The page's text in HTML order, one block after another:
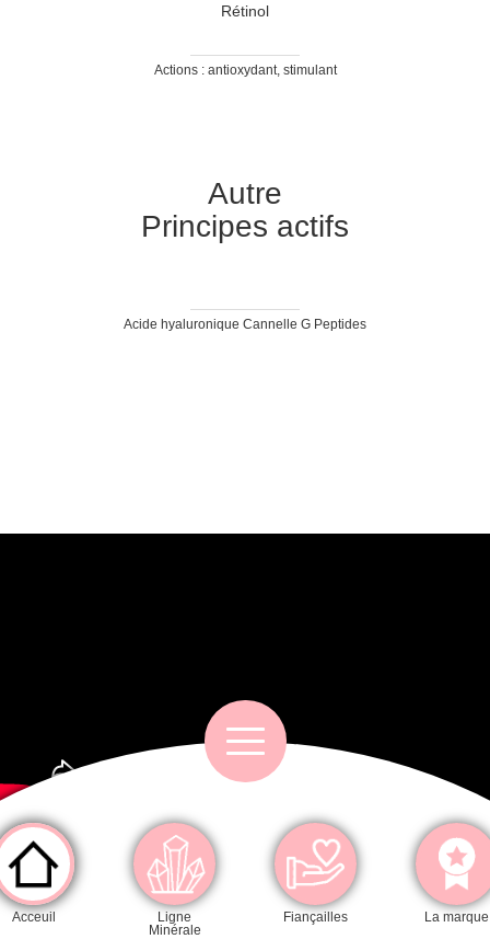
Rétinol
Actions : antioxydant, stimulant
Autre
Principes actifs
Acide hyaluronique Cannelle G Peptides
Acceuil
Ligne
Minérale
Fiançailles La marque